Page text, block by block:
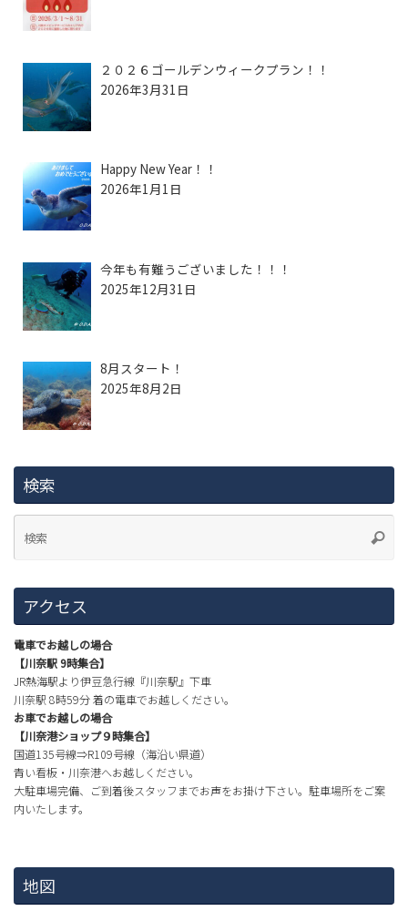
２０２６ゴールデンウィークプラン！！
2026年3月31日
Happy New Year！！
2026年1月1日
今年も有難うございました！！！
2025年12月31日
8月スタート！
2025年8月2日
検索
アクセス
電車でお越しの場合
【川奈駅 9時集合】
JR熱海駅より伊豆急行線『川奈駅』下車
川奈駅 8時59分 着の電車でお越しください。
お車でお越しの場合
【川奈港ショップ９時集合】
国道135号線⇒R109号線（海沿い県道）
青い看板・川奈港へお越しください。
大駐車場完備、ご到着後スタッフまでお声をお掛け下さい。駐車場所をご案
内いたします。
地図